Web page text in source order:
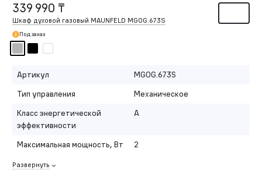
339 990 ₸
Шкаф духовой газовый MAUNFELD MGOG.673S
Под заказ
Артикул
MGOG.673S
Тип управления
Механическое
Класс энергетической
эффективности
A
Максимальная мощность, Вт 2
Развернуть